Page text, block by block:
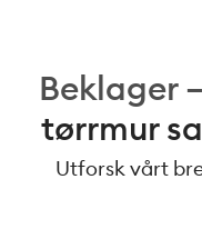
Beklager
tørrmur
Utforsk vårt